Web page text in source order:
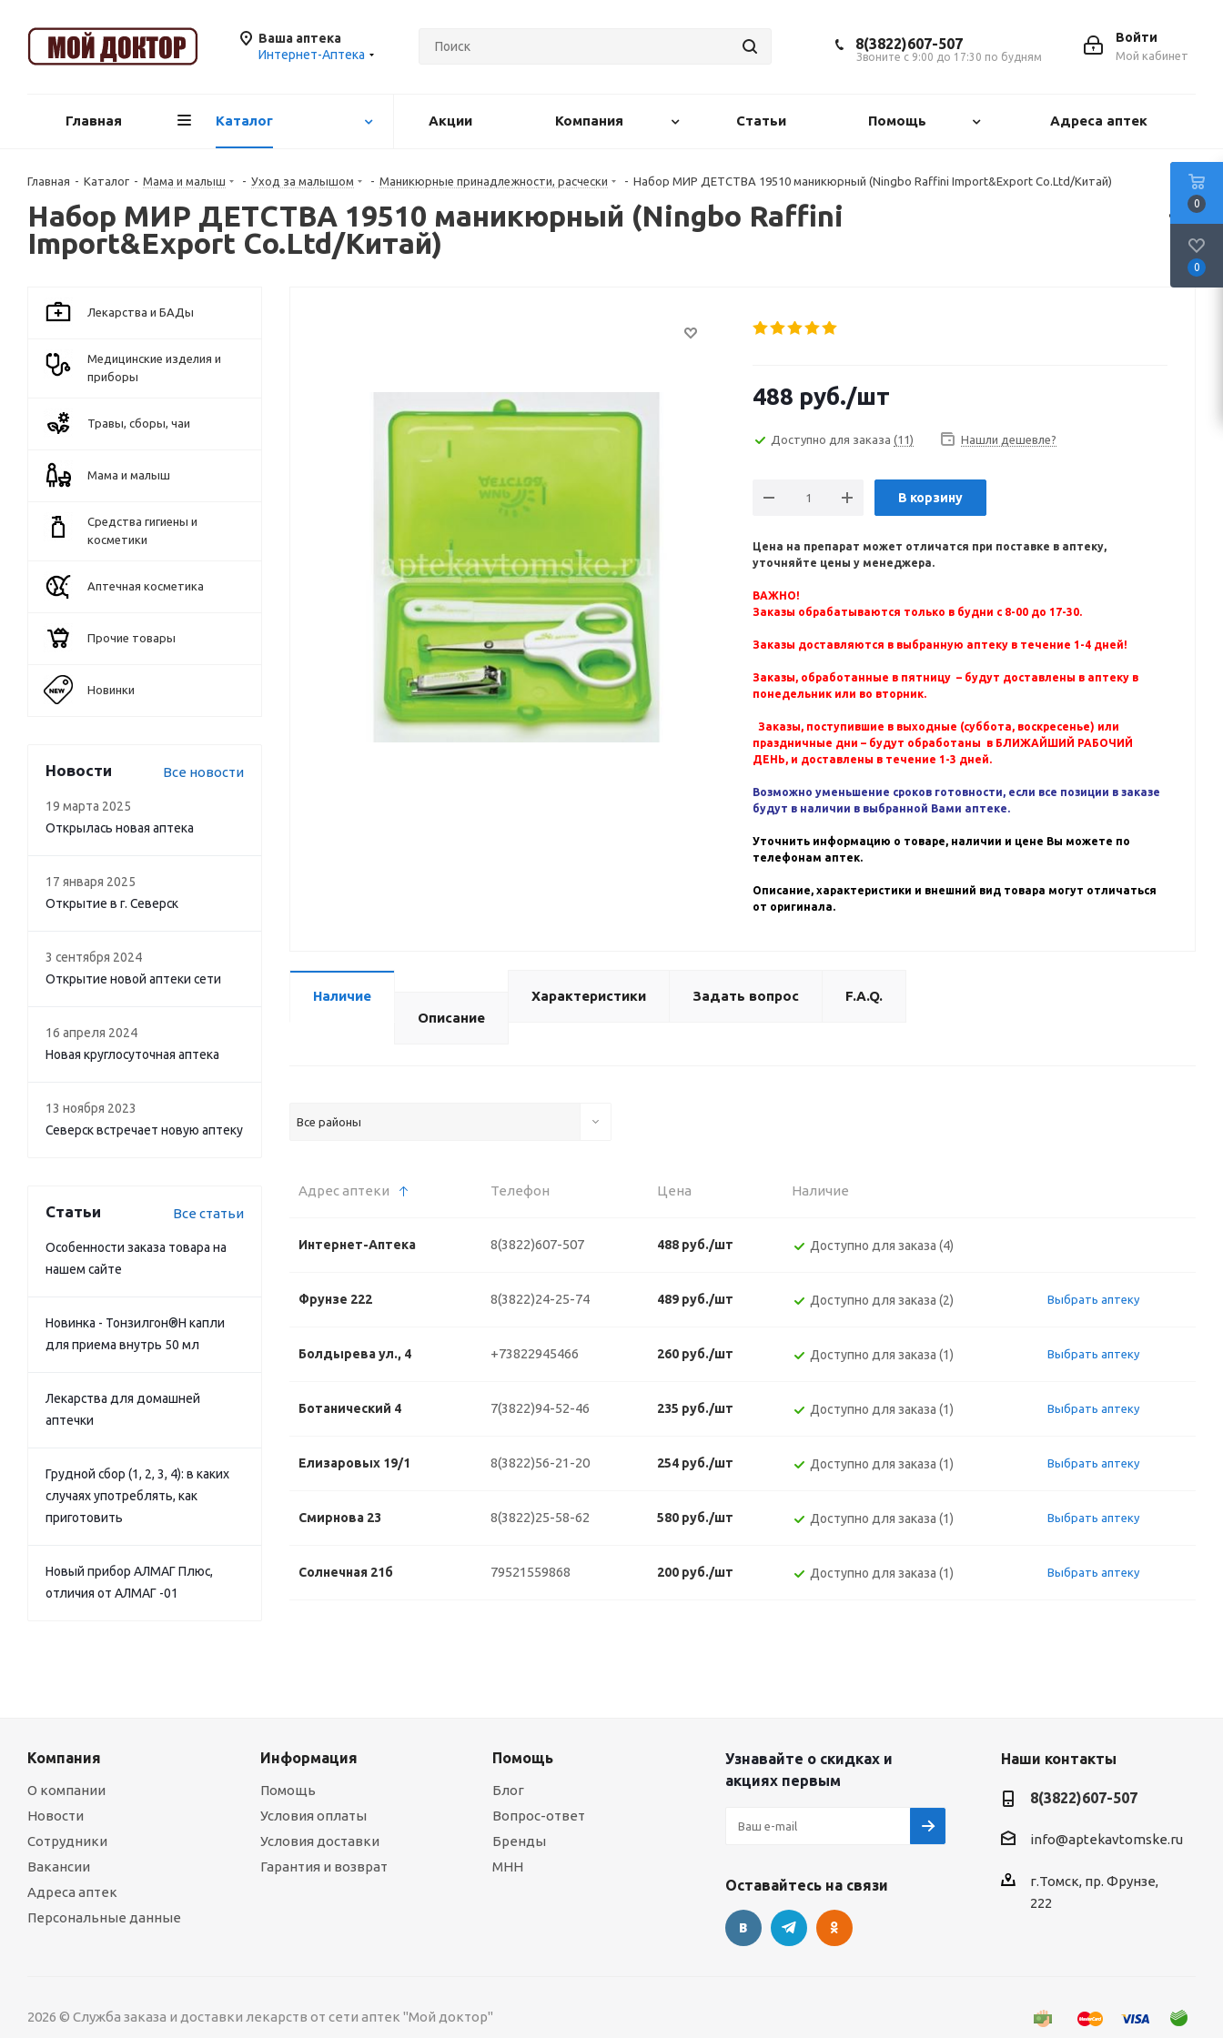
Ваша аптека
Интернет-Аптека
Войти
Мой кабинет
8(3822)607-507
Звоните с 9:00 до 17:30 по будням
Главная Каталог Акции Компания Статьи Помощь Адреса аптек
Главная - Каталог - Мама и малыш - Уход за малышом - Маникюрные принадлежности, расчески - Набор МИР ДЕТСТВА 19510 маникюрный (Ningbo Raffini Import&Export Co.Ltd/Китай)
Набор МИР ДЕТСТВА 19510 маникюрный (Ningbo Raffini
Import&Export Co.Ltd/Китай)
488 руб./шт
Доступно для заказа (11) Нашли дешевле?
В корзину
Цена на препарат может отличатся при поставке в аптеку,
уточняйте цены у менеджера.
ВАЖНО!
Заказы обрабатываются только в будни с 8-00 до 17-30.
Заказы доставляются в выбранную аптеку в течение 1-4 дней!
Заказы, обработанные в пятницу – будут доставлены в аптеку в
понедельник или во вторник.
Заказы, поступившие в выходные (суббота, воскресенье) или
праздничные дни – будут обработаны в БЛИЖАЙШИЙ РАБОЧИЙ
ДЕНЬ, и доставлены в течение 1-3 дней.
Возможно уменьшение сроков готовности, если все позиции в заказе
будут в наличии в выбранной Вами аптеке.
Уточнить информацию о товаре, наличии и цене Вы можете по
телефонам аптек.
Описание, характеристики и внешний вид товара могут отличаться
от оригинала.
Наличие
Описание
Характеристики Задать вопрос F.A.Q.
Все районы
Адрес аптеки Телефон Цена Наличие
Интернет-Аптека 8(3822)607-507 488 руб./шт Доступно для заказа (4)
Фрунзе 222 8(3822)24-25-74 489 руб./шт Доступно для заказа (2) Выбрать аптеку
Болдырева ул., 4 +73822945466 260 руб./шт Доступно для заказа (1) Выбрать аптеку
Ботанический 4 7(3822)94-52-46 235 руб./шт Доступно для заказа (1) Выбрать аптеку
Елизаровых 19/1 8(3822)56-21-20 254 руб./шт Доступно для заказа (1) Выбрать аптеку
Смирнова 23 8(3822)25-58-62 580 руб./шт Доступно для заказа (1) Выбрать аптеку
Солнечная 21б 79521559868 200 руб./шт Доступно для заказа (1) Выбрать аптеку
Лекарства и БАДы
Медицинские изделия и
приборы
Травы, сборы, чаи
Мама и малыш
Средства гигиены и
косметики
Аптечная косметика
Прочие товары
Новинки
Новости Все новости
19 марта 2025
Открылась новая аптека
17 января 2025
Открытие в г. Северск
3 сентября 2024
Открытие новой аптеки сети
16 апреля 2024
Новая круглосуточная аптека
13 ноября 2023
Северск встречает новую аптеку
Статьи Все статьи
Особенности заказа товара на
нашем сайте
Новинка - Тонзилгон®Н капли
для приема внутрь 50 мл
Лекарства для домашней
аптечки
Грудной сбор (1, 2, 3, 4): в каких
случаях употреблять, как
приготовить
Новый прибор АЛМАГ Плюс,
отличия от АЛМАГ -01
Компания
О компании
Новости
Сотрудники
Вакансии
Адреса аптек
Персональные данные
Информация
Помощь
Условия оплаты
Условия доставки
Гарантия и возврат
Помощь
Блог
Вопрос-ответ
Бренды
МНН
Узнавайте о скидках и
акциях первым
Оставайтесь на связи
Наши контакты
8(3822)607-507
info@aptekavtomske.ru
г.Томск, пр. Фрунзе,
222
2026 © Служба заказа и доставки лекарств от сети аптек "Мой доктор"
0
0